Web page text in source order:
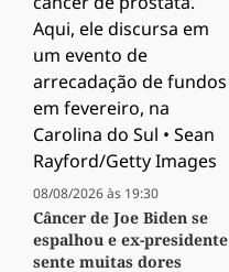
08/08/2026 às 19:30
Câncer de Joe Biden se
espalhou e ex-presidente
sente muitas dores